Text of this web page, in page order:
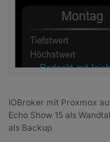
IOBroker mit Proxmox
Echo Show 15 als
als Backup